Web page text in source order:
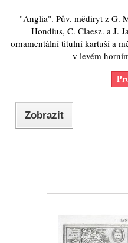
"Anglia". Pův. mědiryt z G.
Hondius, C. Claesz. a J.
ornamentální titulní kartuší a
v levém
Zobrazit